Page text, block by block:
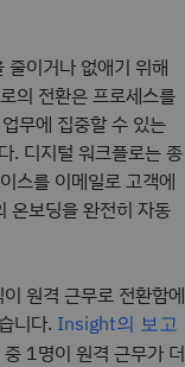
줄이거나 없애기 위해
의 전환은 프로세스를
무에 집중할 수 있는
. 디지털 워크플로는 종
스를 이메일로 고객에
온보딩을 완전히 자동
원격 근무로 전환함에
니다. Insight의 보고
1명이 원격 근무가 더